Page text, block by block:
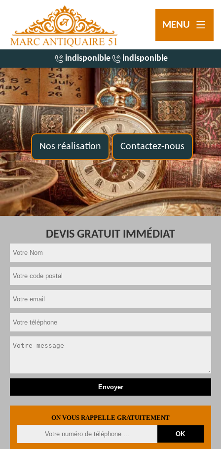
MENU
indisponible indisponible
Nos réalisation Contactez-nous
DEVIS GRATUIT IMMÉDIAT
ON VOUS RAPPELLE GRATUITEMENT